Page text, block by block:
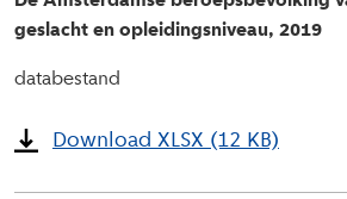
geslacht en opleidingsniveau, 2019
databestand
Download XLSX (12 KB)